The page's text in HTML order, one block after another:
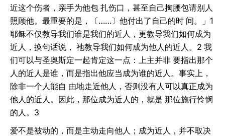
近这个伤者，亲手为他包 扎伤口，甚至自己掏腰包请别人
照顾他。最重要的是，〔……〕他付出了自己的时 间。」1
耶稣不仅教导我们谁是我们的近人，更教导我们如何成为
近人，换句话说， 祂教导我们如何成为他人的近人。2 我
们可以与圣奥斯定一起肯定这一点：上主并非 要指出那个
人的近人是谁，而是指出他应当成为谁的近人。事实上，
除非一个人能自 由地走近他人，否则没有人可以真正成为
他人的近人。因此，那位成为近人的，就是 那位施行怜悯
的人。3
爱不是被动的，而是主动走向他人；成为近人，并不取决